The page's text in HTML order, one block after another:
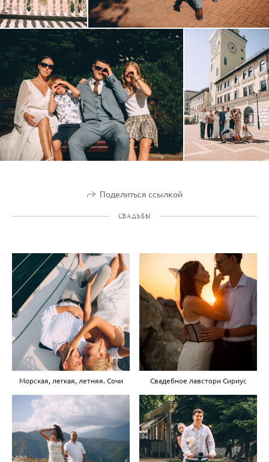
Поделиться ссылкой
СВАДЬБЫ
Морская, легкая, летняя. Сочи Свадебное лавстори Сириус